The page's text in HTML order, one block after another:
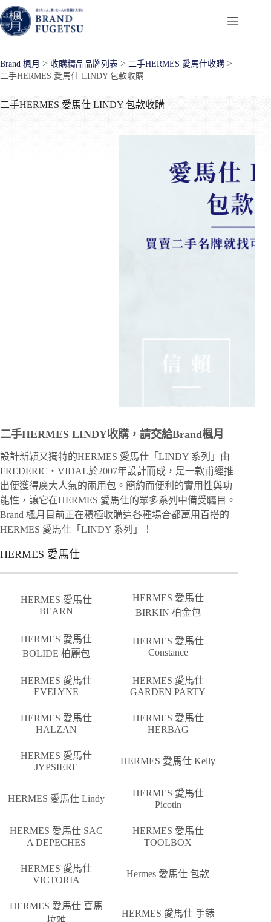
跳
至
主
內
容
Brand 楓月 > 收購精品品牌列表 > 二手HERMES 愛馬仕收購 >
二手HERMES 愛馬仕 LINDY 包款收購
二手HERMES 愛馬仕 LINDY 包款收購
二手HERMES LINDY收購，請交給Brand楓月
設計新穎又獨特的HERMES 愛馬仕「LINDY 系列」由
FREDERIC・VIDAL於2007年設計而成，是一款甫經推
出便獲得廣大人氣的兩用包。簡約而便利的實用性與功
能性，讓它在HERMES 愛馬仕的眾多系列中備受矚目。
Brand 楓月目前正在積極收購這各種場合都萬用百搭的
HERMES 愛馬仕「LINDY 系列」！
HERMES 愛馬仕
HERMES 愛馬仕
BEARN
HERMES 愛馬仕
BIRKIN 柏金包
HERMES 愛馬仕
BOLIDE 柏麗包
HERMES 愛馬仕
Constance
HERMES 愛馬仕
EVELYNE
HERMES 愛馬仕
GARDEN PARTY
HERMES 愛馬仕
HALZAN
HERMES 愛馬仕
HERBAG
HERMES 愛馬仕
JYPSIERE
HERMES 愛馬仕 Kelly
HERMES 愛馬仕 Lindy
HERMES 愛馬仕
Picotin
HERMES 愛馬仕 SAC
A DEPECHES
HERMES 愛馬仕
TOOLBOX
HERMES 愛馬仕
VICTORIA
Hermes 愛馬仕 包款
HERMES 愛馬仕 喜馬
HERMES 愛馬仕 手錶